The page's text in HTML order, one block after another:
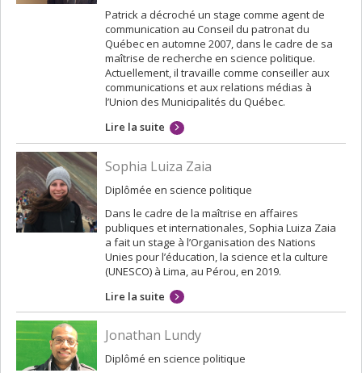
Patrick a décroché un stage comme agent de
communication au Conseil du patronat du
Québec en automne 2007, dans le cadre de sa
maîtrise de recherche en science politique.
Actuellement, il travaille comme conseiller aux
communications et aux relations médias à
l’Union des Municipalités du Québec.
Lire la suite
Sophia Luiza Zaia
Diplômée en science politique
Dans le cadre de la maîtrise en affaires
publiques et internationales, Sophia Luiza Zaia
a fait un stage à l’Organisation des Nations
Unies pour l’éducation, la science et la culture
(UNESCO) à Lima, au Pérou, en 2019.
Lire la suite
Jonathan Lundy
Diplômé en science politique